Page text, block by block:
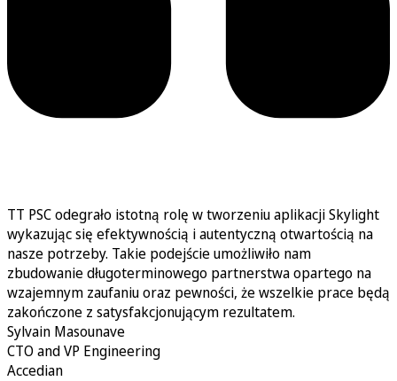
TT PSC odegrało istotną rolę w tworzeniu aplikacji Skylight
wykazując się efektywnością i autentyczną otwartością na
nasze potrzeby. Takie podejście umożliwiło nam
zbudowanie długoterminowego partnerstwa opartego na
wzajemnym zaufaniu oraz pewności, że wszelkie prace będą
zakończone z satysfakcjonującym rezultatem.
Sylvain Masounave
CTO and VP Engineering
Accedian